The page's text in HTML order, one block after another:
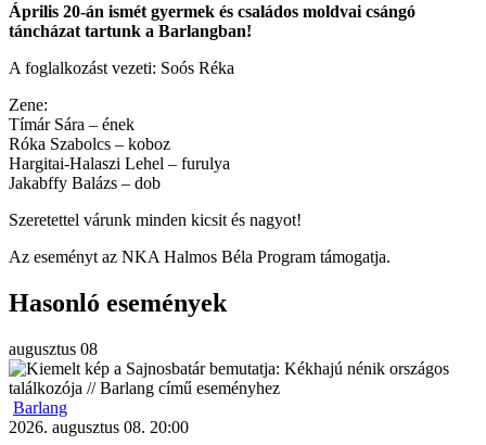
Április 20-án ismét gyermek és családos moldvai csángó
táncházat tartunk a Barlangban!
A foglalkozást vezeti: Soós Réka
Zene:
Tímár Sára – ének
Róka Szabolcs – koboz
Hargitai-Halaszi Lehel – furulya
Jakabffy Balázs – dob
Szeretettel várunk minden kicsit és nagyot!
Az eseményt az NKA Halmos Béla Program támogatja.
Hasonló események
augusztus 08
Barlang
2026. augusztus 08. 20:00